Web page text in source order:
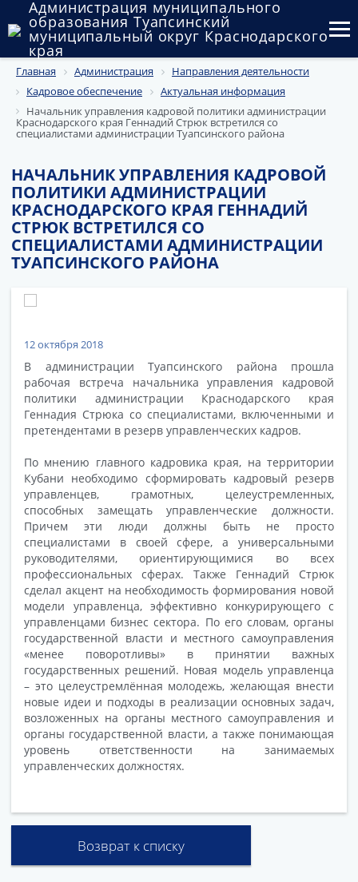
Администрация муниципального
образования Туапсинский
муниципальный округ Краснодарского
края
Округ
Администрация
Муниципальные закупки
Государственный и муниципальный контроль
Муниципальное имущество
Публичные слушания и общественные обсуждения
Главная Администрация
Направления деятельности
Кадровое обеспечение
Актуальная информация
Начальник управления кадровой политики администрации
Краснодарского края Геннадий Стрюк встретился со
специалистами администрации Туапсинского района
НАЧАЛЬНИК УПРАВЛЕНИЯ КАДРОВОЙ
ПОЛИТИКИ АДМИНИСТРАЦИИ
КРАСНОДАРСКОГО КРАЯ ГЕННАДИЙ
СТРЮК ВСТРЕТИЛСЯ СО
СПЕЦИАЛИСТАМИ АДМИНИСТРАЦИИ
ТУАПСИНСКОГО РАЙОНА
12 октября 2018
В администрации Туапсинского района прошла
рабочая встреча начальника управления кадровой
политики администрации Краснодарского края
Геннадия Стрюка со специалистами, включенными и
претендентами в резерв управленческих кадров.
По мнению главного кадровика края, на территории
Кубани необходимо сформировать кадровый резерв
управленцев, грамотных, целеустремленных,
способных замещать управленческие должности.
Причем эти люди должны быть не просто
специалистами в своей сфере, а универсальными
руководителями, ориентирующимися во всех
профессиональных сферах. Также Геннадий Стрюк
сделал акцент на необходимость формирования новой
модели управленца, эффективно конкурирующего с
управленцами бизнес сектора. По его словам, органы
государственной власти и местного самоуправления
«менее поворотливы» в принятии важных
государственных решений. Новая модель управленца
– это целеустремлённая молодежь, желающая внести
новые идеи и подходы в реализации основных задач,
возложенных на органы местного самоуправления и
органы государственной власти, а также понимающая
уровень ответственности на занимаемых
управленческих должностях.
Возврат к списку